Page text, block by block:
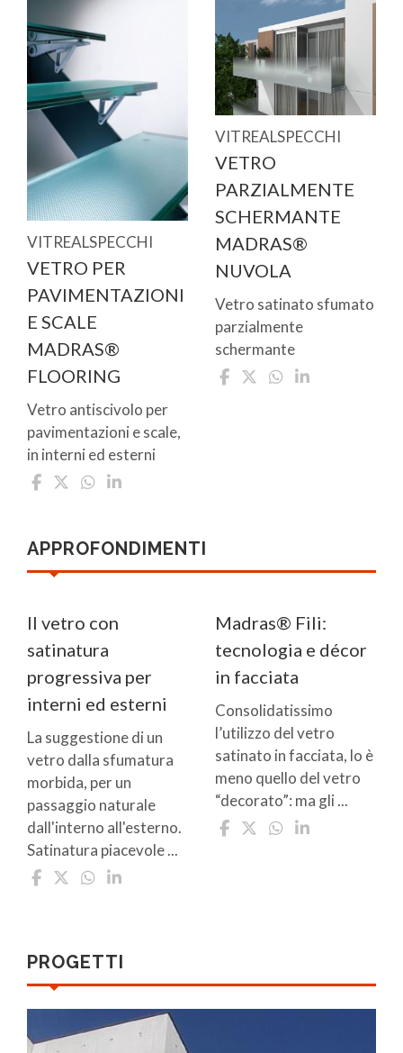
VITREALSPECCHI
VETRO PER
PAVIMENTAZIONI
E SCALE
MADRAS®
FLOORING
Vetro antiscivolo per
pavimentazioni e scale,
in interni ed esterni
VITREALSPECCHI
VETRO
PARZIALMENTE
SCHERMANTE
MADRAS®
NUVOLA
Vetro satinato sfumato
parzialmente
schermante
APPROFONDIMENTI
Il vetro con
satinatura
progressiva per
interni ed esterni
La suggestione di un
vetro dalla sfumatura
morbida, per un
passaggio naturale
dall'interno all'esterno.
Satinatura piacevole ...
Madras® Fili:
tecnologia e décor
in facciata
Consolidatissimo
l’utilizzo del vetro
satinato in facciata, lo è
meno quello del vetro
“decorato”: ma gli ...
PROGETTI